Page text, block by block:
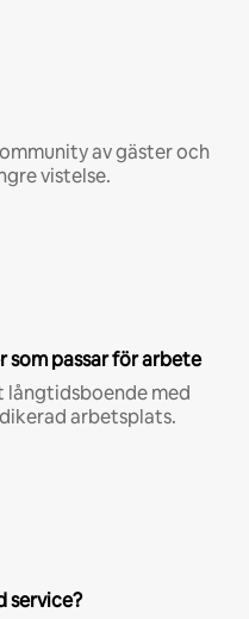
av gäster och
vistelse.
som passar för arbete
långtidsboende med
arbetsplats.
service?